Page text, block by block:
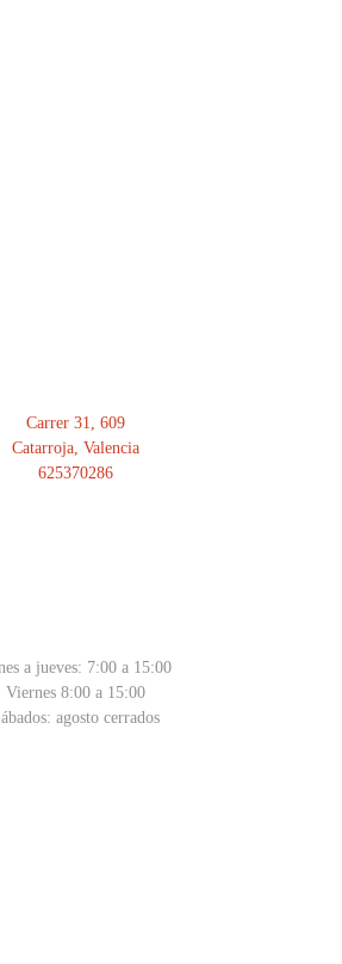
Carrer 31, 609
Catarroja, Valencia
625370286
a jueves: 7:00 a 15:00
Viernes 8:00 a 15:00
agosto cerrados